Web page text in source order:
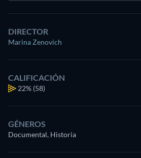
DIRECTOR
Marina Zenovich
CALIFICACIÓN
22% (58)
GÉNEROS
Documental, Historia